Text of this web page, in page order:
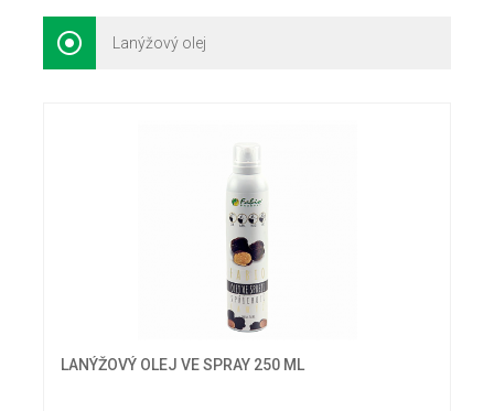
Lanýžový olej
LANÝŽOVÝ OLEJ VE SPRAY 250 ML